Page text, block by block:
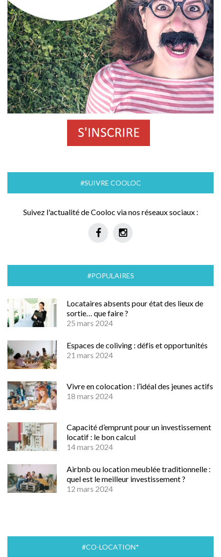
#SUIVRE COOLOC
Suivez l'actualité de Cooloc via nos réseaux sociaux :
#POPULAIRES
Locataires absents pour état des lieux de
sortie… que faire ?
25 mars 2024
Espaces de coliving : défis et opportunités
21 mars 2024
Vivre en colocation : l’idéal des jeunes actifs
18 mars 2024
Capacité d’emprunt pour un investissement
locatif : le bon calcul
14 mars 2024
Airbnb ou location meublée traditionnelle :
quel est le meilleur investissement ?
12 mars 2024
#CO-LOCATION*